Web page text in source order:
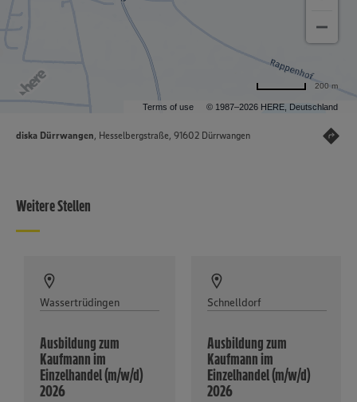
Terms of use © 1987–2026 HERE, Deutschland
200 m
diska Dürrwangen, Hesselbergstraße, 91602 Dürrwangen
Weitere Stellen
Wassertrüdingen
Ausbildung zum
Kaufmann im
Einzelhandel (m/w/d)
2026
Schnelldorf
Ausbildung zum
Kaufmann im
Einzelhandel (m/w/d)
2026